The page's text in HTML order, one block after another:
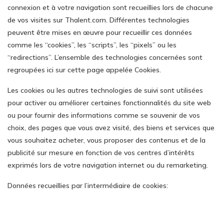
connexion et à votre navigation sont recueillies lors de chacune
de vos visites sur Thalent.com. Différentes technologies
peuvent être mises en œuvre pour recueillir ces données
comme les “cookies”, les “scripts”, les “pixels” ou les
“redirections”. L’ensemble des technologies concernées sont
regroupées ici sur cette page appelée Cookies.
Les cookies ou les autres technologies de suivi sont utilisées
pour activer ou améliorer certaines fonctionnalités du site web
ou pour fournir des informations comme se souvenir de vos
choix, des pages que vous avez visité, des biens et services que
vous souhaitez acheter, vous proposer des contenus et de la
publicité sur mesure en fonction de vos centres d’intérêts
exprimés lors de votre navigation internet ou du remarketing.
Données recueillies par l’intermédiaire de cookies: